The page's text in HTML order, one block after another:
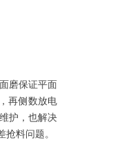
磨保证平面
再侧数放电
护，也解决
料问题。